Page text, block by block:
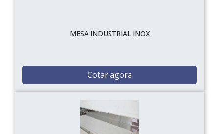
MESA INDUSTRIAL INOX
Cotar agora